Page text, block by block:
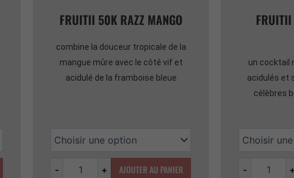
FRUITII 50K RAZZ MANGO
combine la douceur tropicale de la
mangue mûre avec le côté vif et
acidulé de la framboise bleue
- + AJOUTER AU PANIER
un cocktail
acidulés et
célèbres
- +